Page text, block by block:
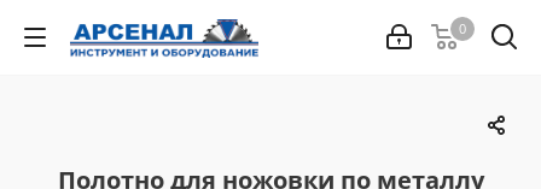
0
Полотно для ножовки по металлу